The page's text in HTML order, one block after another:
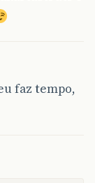
faz tempo,